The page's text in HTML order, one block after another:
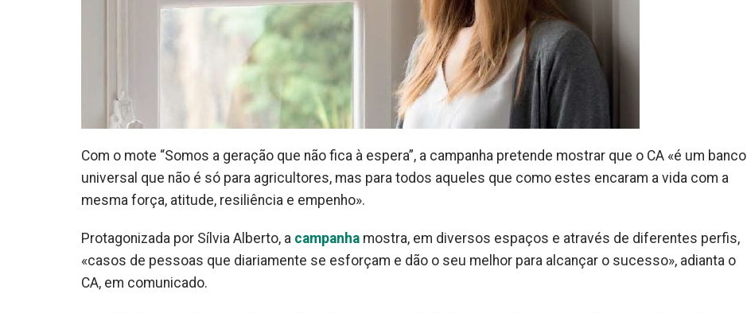
Com o mote “Somos a geração que não fica à espera”, a campanha pretende mostrar que o CA «é um banco
universal que não é só para agricultores, mas para todos aqueles que como estes encaram a vida com a
mesma força, atitude, resiliência e empenho».
Protagonizada por Sílvia Alberto, a campanha mostra, em diversos espaços e através de diferentes perfis,
«casos de pessoas que diariamente se esforçam e dão o seu melhor para alcançar o sucesso», adianta o
CA, em comunicado.